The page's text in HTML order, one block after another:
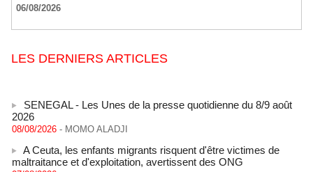
06/08/2026
LES DERNIERS ARTICLES
2026
08/08/2026
maltraitance et d'exploitation, avertissent des ONG
07/08/2026 -